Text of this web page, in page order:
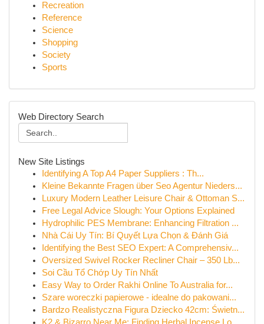
Recreation
Reference
Science
Shopping
Society
Sports
Web Directory Search
New Site Listings
Identifying A Top A4 Paper Suppliers : Th...
Kleine Bekannte Fragen über Seo Agentur Nieders...
Luxury Modern Leather Leisure Chair & Ottoman S...
Free Legal Advice Slough: Your Options Explained
Hydrophilic PES Membrane: Enhancing Filtration ...
Nhà Cái Uy Tín: Bí Quyết Lựa Chọn & Đánh Giá
Identifying the Best SEO Expert: A Comprehensiv...
Oversized Swivel Rocker Recliner Chair – 350 Lb...
Soi Cầu Tổ Chớp Uy Tín Nhất
Easy Way to Order Rakhi Online To Australia for...
Szare woreczki papierowe - idealne do pakowani...
Bardzo Realistyczna Figura Dziecko 42cm: Świetn...